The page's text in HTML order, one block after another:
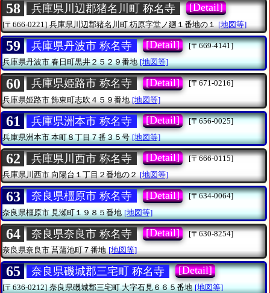
58 兵庫県川辺郡猪名川町 称名寺 [Detail]
[〒666-0221] 兵庫県川辺郡猪名川町杤原字堂ノ廻１番地の１ [地図等]
59 兵庫県丹波市 称名寺 [Detail]
[〒669-4141]
兵庫県丹波市春日町黒井２５２９番地 [地図等]
60 兵庫県姫路市 称名寺 [Detail]
[〒671-0216]
兵庫県姫路市 飾東町志吹４５９番地 [地図等]
61 兵庫県洲本市 称名寺 [Detail]
[〒656-0025]
兵庫県洲本市本町８丁目７番３５号 [地図等]
62 兵庫県川西市 称名寺 [Detail]
[〒666-0115]
兵庫県川西市向陽台１丁目２番地の２ [地図等]
63 奈良県橿原市 称名寺 [Detail]
[〒634-0064]
奈良県橿原市見瀬町１９８５番地 [地図等]
64 奈良県奈良市 称名寺 [Detail]
[〒630-8254]
奈良県奈良市菖蒲池町７番地 [地図等]
65 奈良県磯城郡三宅町 称名寺 [Detail]
[〒636-0212] 奈良県磯城郡三宅町大字石見６６５番地 [地図等]